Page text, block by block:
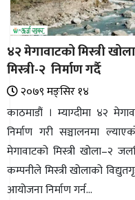
४२ मेगावाटको मिस्त्री
मिस्त्री-२ निर्माण गर्दै
२०७९ मङ्सिर १४
काठमाडौं । म्याग्दीमा ४२
निर्माण गरी सञ्चालनमा
मेगावाटको मिस्त्री खोला–२
कम्पनीले मिस्त्री खोलाको
आयोजना निर्माण गर्न...